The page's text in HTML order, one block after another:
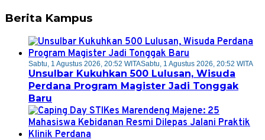
Berita Kampus
Sabtu, 1 Agustus 2026, 20:52 WITASabtu, 1 Agustus 2026, 20:52 WITA
Unsulbar Kukuhkan 500 Lulusan, Wisuda
Perdana Program Magister Jadi Tonggak
Baru